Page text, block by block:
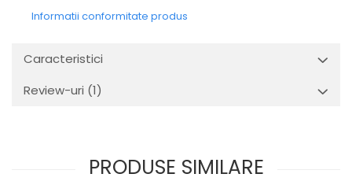
Informatii conformitate produs
Caracteristici
Review-uri (1)
PRODUSE SIMILARE